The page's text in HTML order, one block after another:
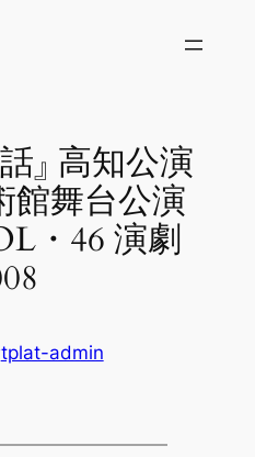
』 高知公演
館舞台公演
・46 演劇
tplat-admin